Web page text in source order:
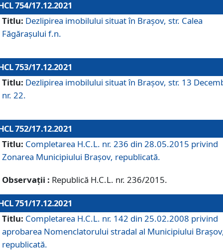
754/17.12.2021
Titlu: Dezlipirea imobilului situat în Brașov, str. Calea
Făgărașului f.n.
753/17.12.2021
Titlu: Dezlipirea imobilului situat în Brașov, str. 13
nr. 22.
752/17.12.2021
Titlu: Completarea H.C.L. nr. 236 din 28.05.2015 privind
Zonarea Municipiului Braşov, republicată.
Observații : Republică H.C.L. nr. 236/2015.
751/17.12.2021
Titlu: Completarea H.C.L. nr. 142 din 25.02.2008 privind
aprobarea Nomenclatorului stradal al Municipiului
republicată.